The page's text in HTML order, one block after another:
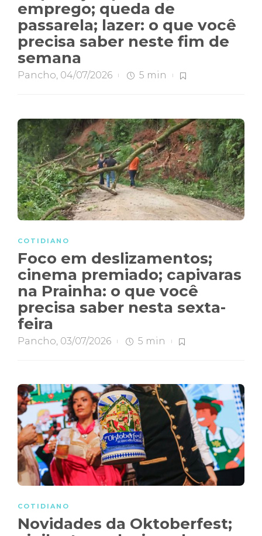
emprego; queda de
passarela; lazer: o que você
precisa saber neste fim de
semana
Pancho, 04/07/2026 5 min
COTIDIANO
Foco em deslizamentos;
cinema premiado; capivaras
na Prainha: o que você
precisa saber nesta sexta-
feira
Pancho, 03/07/2026 5 min
COTIDIANO
Novidades da Oktoberfest;